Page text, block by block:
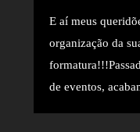
E aí meus
organização da
de eventos,